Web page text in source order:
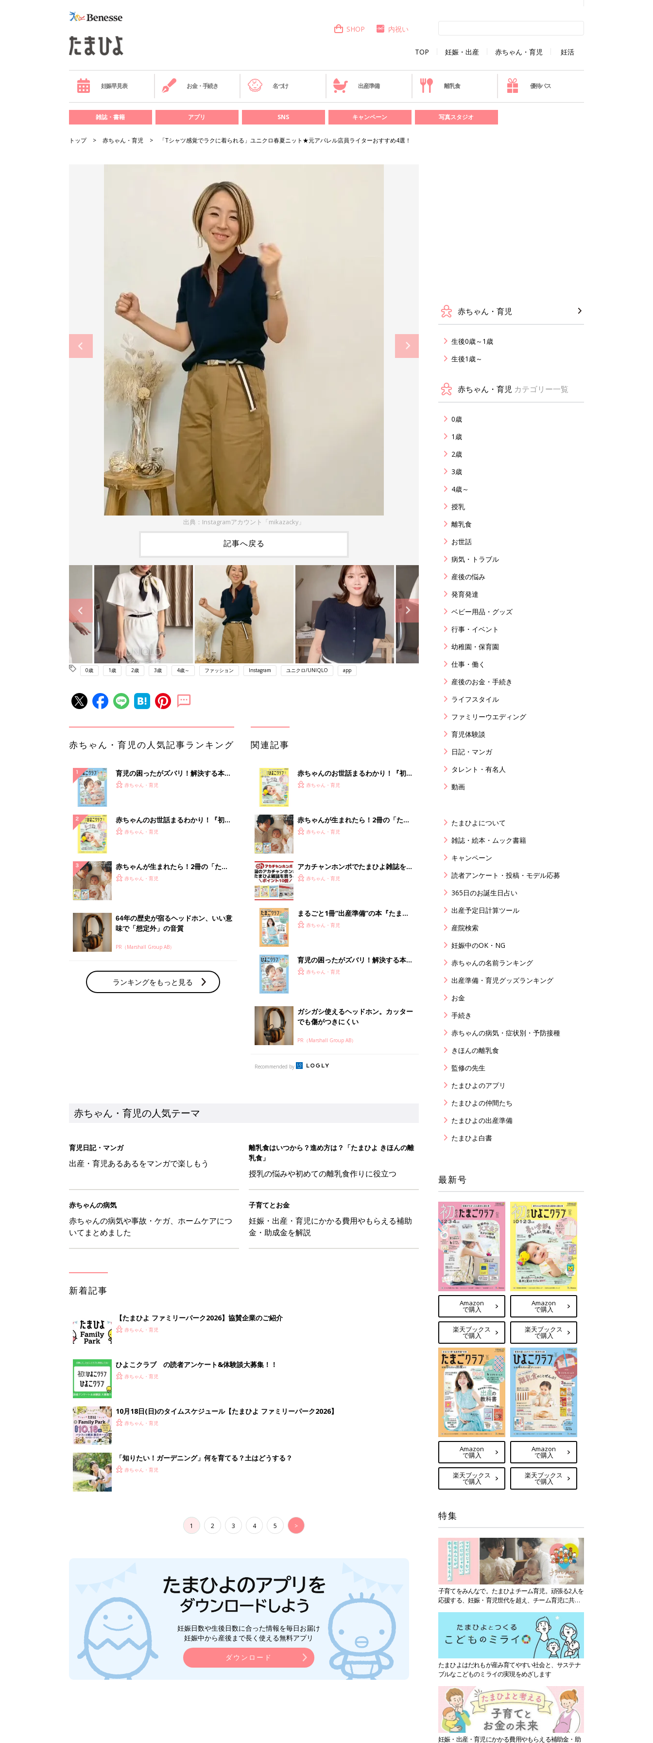
TOP 妊娠・出産 赤ちゃん・育児 妊活
SHOP 内祝い
妊娠早見表 お金・手続き 名づけ 出産準備 離乳食 優待パス
雑誌・書籍 アプリ SNS キャンペーン 写真スタジオ
トップ 赤ちゃん・育児 「Tシャツ感覚でラクに着られる」ユニクロ春夏ニット★元アパレル店員ライターおすすめ4選！
出典：Instagramアカウント「mikazacky」
記事へ戻る
0歳 1歳 2歳 3歳 4歳～ ファッション Instagram ユニクロ/UNIQLO app
赤ちゃん・育児の人気記事ランキング
育児の困ったがズバリ！解決する本
『ひよこクラブ 夏号』 4カ月～2才
赤ちゃん・育児
赤ちゃんのお世話まるわかり！『初め
てのひよこクラブ 夏号』〈巻頭大特
赤ちゃん・育児
赤ちゃんが生まれたら！2冊の「たま
ひよ」
赤ちゃん・育児
64年の歴史が宿るヘッドホン、いい意
味で「想定外」の音質
PR（Marshall Group AB）
ランキングをもっと見る
関連記事
赤ちゃんのお世話まるわかり！『初め
てのひよこクラブ 夏号』〈巻頭大特
赤ちゃん・育児
赤ちゃんが生まれたら！2冊の「たま
ひよ」
赤ちゃん・育児
アカチャンホンポでたまひよ雑誌を買
うとポイント10倍【期間限定】
赤ちゃん・育児
まるごと1冊“出産準備”の本『たまご
クラブ 夏号』〈スペシャル大特集〉
赤ちゃん・育児
育児の困ったがズバリ！解決する本
『ひよこクラブ 秋号』 4カ月～2才
赤ちゃん・育児
ガシガシ使えるヘッドホン。カッター
でも傷がつきにくい
PR（Marshall Group AB）
Recommended by
赤ちゃん・育児の人気テーマ
育児日記・マンガ
出産・育児あるあるをマンガで楽しもう
離乳食はいつから？進め方は？「たまひよ きほんの離
乳食」
授乳の悩みや初めての離乳食作りに役立つ
赤ちゃんの病気
赤ちゃんの病気や事故・ケガ、ホームケアにつ
いてまとめました
子育てとお金
妊娠・出産・育児にかかる費用やもらえる補助
金・助成金を解説
新着記事
【たまひよ ファミリーパーク2026】協賛企業のご紹介
赤ちゃん・育児
ひよこクラブ の読者アンケート&体験談大募集！！
赤ちゃん・育児
10月18日(日)のタイムスケジュール【たまひよ ファミリーパーク2026】
赤ちゃん・育児
「知りたい！ガーデニング」何を育てる？土はどうする？
赤ちゃん・育児
1 2 3 4 5 >
妊娠日数や生後日数に合った情報を毎日お届け
妊娠中から産後まで長く使える無料アプリ
ダウンロード
赤ちゃん・育児
生後0歳～1歳
生後1歳～
赤ちゃん・育児 カテゴリー一覧
0歳
1歳
2歳
3歳
4歳～
授乳
離乳食
お世話
病気・トラブル
産後の悩み
発育発達
ベビー用品・グッズ
行事・イベント
幼稚園・保育園
仕事・働く
産後のお金・手続き
ライフスタイル
ファミリーウエディング
育児体験談
日記・マンガ
タレント・有名人
動画
たまひよについて
雑誌・絵本・ムック書籍
キャンペーン
読者アンケート・投稿・モデル応募
365日のお誕生日占い
出産予定日計算ツール
産院検索
妊娠中のOK・NG
赤ちゃんの名前ランキング
出産準備・育児グッズランキング
お金
手続き
赤ちゃんの病気・症状別・予防接種
きほんの離乳食
監修の先生
たまひよのアプリ
たまひよの仲間たち
たまひよの出産準備
たまひよ白書
最新号
Amazon
で購入
楽天ブックス
で購入
Amazon
で購入
楽天ブックス
で購入
Amazon
で購入
楽天ブックス
で購入
Amazon
で購入
楽天ブックス
で購入
特集
子育てをみんなで。たまひよチーム育児。頑張る2人を
応援する、妊娠・育児世代を超え、チーム育児に共感
たまひよはだれもが産み育てやすい社会と、サステナ
ブルなこどものミライの実現をめざします
妊娠・出産・育児にかかる費用やもらえる補助金・助